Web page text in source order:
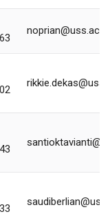
noprian@uss.ac.id